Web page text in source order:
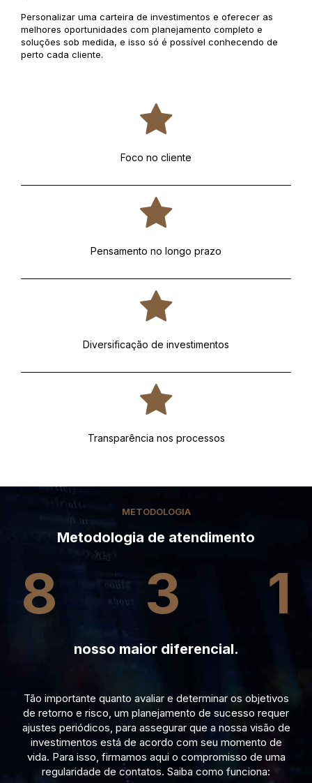
Personalizar uma carteira de investimentos e oferecer as
melhores oportunidades com planejamento completo e
soluções sob medida, e isso só é possível conhecendo de
perto cada cliente.
Foco no cliente
Pensamento no longo prazo
Diversificação de investimentos
Transparência nos processos
METODOLOGIA
Metodologia de atendimento
8 3 1
nosso maior diferencial.
Tão importante quanto avaliar e determinar os objetivos
de retorno e risco, um planejamento de sucesso requer
ajustes periódicos, para assegurar que a nossa visão de
investimentos está de acordo com seu momento de
vida. Para isso, firmamos aqui o compromisso de uma
regularidade de contatos. Saiba como funciona: